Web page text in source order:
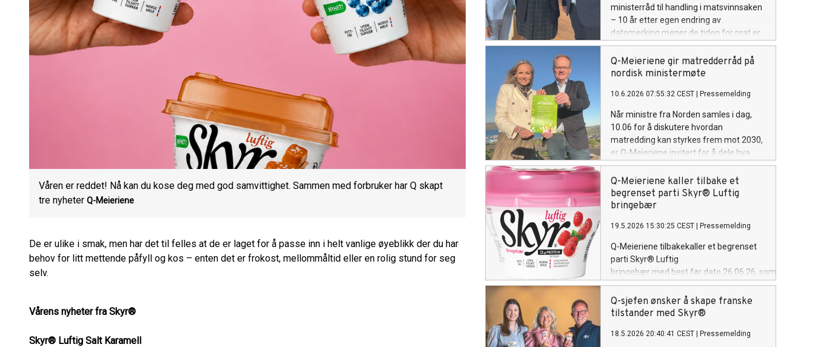
Våren er reddet! Nå kan du kose deg med god samvittighet. Sammen med forbruker har Q skapt
tre nyheter Q-Meieriene
De er ulike i smak, men har det til felles at de er laget for å passe inn i helt vanlige øyeblikk der du har
behov for litt mettende påfyll og kos – enten det er frokost, mellommåltid eller en rolig stund for seg
selv.
Vårens nyheter fra Skyr®
Skyr® Luftig Salt Karamell
ministerråd til handling i matsvinnsaken
– 10 år etter egen endring av
datomerking mener de tiden for prat er
over.
Q-Meieriene gir matredderråd på
nordisk ministermøte
10.6.2026 07:55:32 CEST Pressemelding
Når ministre fra Norden samles i dag,
10.06 for å diskutere hvordan
matredding kan styrkes frem mot 2030,
er Q-Meieriene invitert for å dele hva
som faktisk gir resultat. Basert på mer
enn ti års erfaring med å gjøre
matredding enklere i hverdagen til folk –
deler Q 10 konkrete råd til de nordiske
Q-Meieriene kaller tilbake et
begrenset parti Skyr® Luftig
bringebær
19.5.2026 15:30:25 CEST Pressemelding
Q-Meieriene tilbakekaller et begrenset
parti Skyr® Luftig
bringebær med best før dato 26.06.26, som følge
av et kvalitetsavvik i produksjonen.
Q-sjefen ønsker å skape franske
tilstander med Skyr®
18.5.2026 20:40:41 CEST Pressemelding